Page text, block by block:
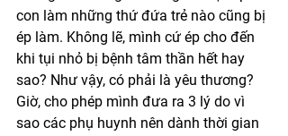
con làm những thứ đứa trẻ nào cũng bị
ép làm. Không lẽ, mình cứ ép cho đến
khi tụi nhỏ bị bệnh tâm thần hết hay
sao? Như vậy, có phải là yêu thương?
Giờ, cho phép mình đưa ra 3 lý do vì
sao các phụ huynh nên dành thời gian